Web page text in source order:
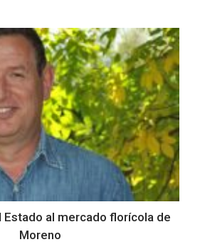
Estado al mercado florícola de
Moreno